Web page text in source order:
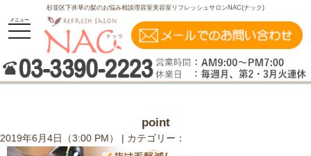
杉並区下井草の髪のお悩み相談理容室美容室リフレッシュサロンNAC(ナック)
メニューtoggle
navigation
point
2019年6月4日（3:00 PM） | カテゴリー：